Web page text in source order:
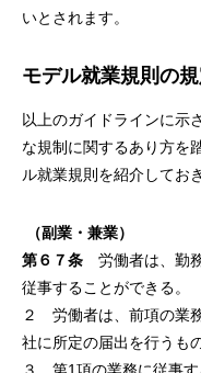
いとされます。
モデル就業規則の
以上のガイドラインに示
な規制に関するあり方を
ル就業規則を紹介してお
（副業・兼業）
第６７条 労働者は、勤
従事することができる。
２ 労働者は、前項の業
社に所定の届出を行うも